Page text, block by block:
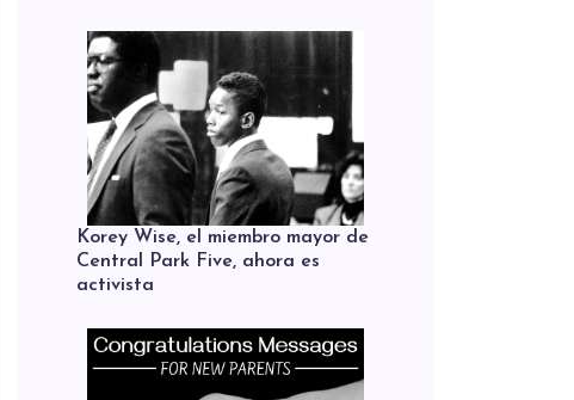
Korey Wise, el miembro mayor de
Central Park Five, ahora es
activista